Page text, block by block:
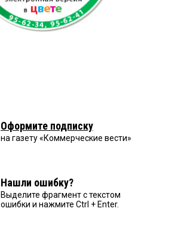
Оформите подписку
на газету «Коммерческие вести»
Нашли ошибку?
Выделите фрагмент с текстом
ошибки и нажмите Ctrl + Enter.